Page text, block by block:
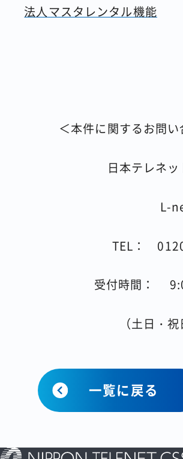
法人マスタレンタル機能
＜本件に関するお問
日本テレネ
L-
TEL：
受付時間：
（土日・
一覧に戻る